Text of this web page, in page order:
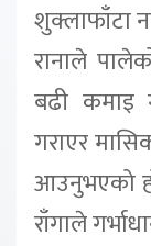
शुक्लाफाँटा
रानाले
बढी कमाइ
गराएर
आउनुभएको
राँगाले